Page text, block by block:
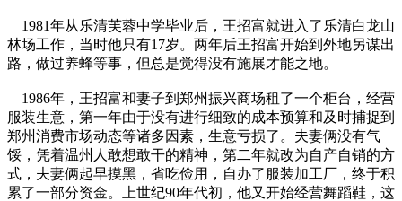
1981年从乐清芙蓉中学毕业后，王招富就进入了乐清白龙山
林场工作，当时他只有17岁。两年后王招富开始到外地另谋出
路，做过养蜂等事，但总是觉得没有施展才能之地。
1986年，王招富和妻子到郑州振兴商场租了一个柜台，经营
服装生意，第一年由于没有进行细致的成本预算和及时捕捉到
郑州消费市场动态等诸多因素，生意亏损了。夫妻俩没有气
馁，凭着温州人敢想敢干的精神，第二年就改为自产自销的方
式，夫妻俩起早摸黑，省吃俭用，自办了服装加工厂，终于积
累了一部分资金。上世纪90年代初，他又开始经营舞蹈鞋，这